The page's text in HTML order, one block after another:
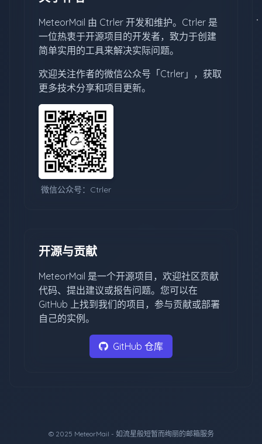
MeteorMail 由 Ctrler 开发和维护。Ctrler 是
一位热衷于开源项目的开发者，致力于创建
简单实用的工具来解决实际问题。
欢迎关注作者的微信公众号「Ctrler」，获取
更多技术分享和项目更新。
微信公众号：Ctrler
开源与贡献
MeteorMail 是一个开源项目，欢迎社区贡献
代码、提出建议或报告问题。您可以在
GitHub 上找到我们的项目，参与贡献或部署
自己的实例。
GitHub 仓库
© 2025 MeteorMail - 如流星般短暂而绚丽的邮箱服务